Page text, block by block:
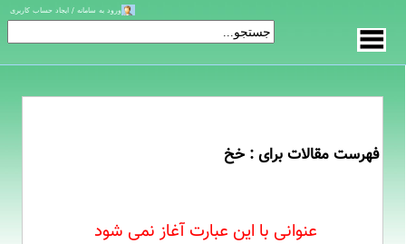
فهرست مقالات برای : خخ
عنوانی با این عبارت آغاز نمی شود
ورود به سامانه / ایجاد حساب کاربری